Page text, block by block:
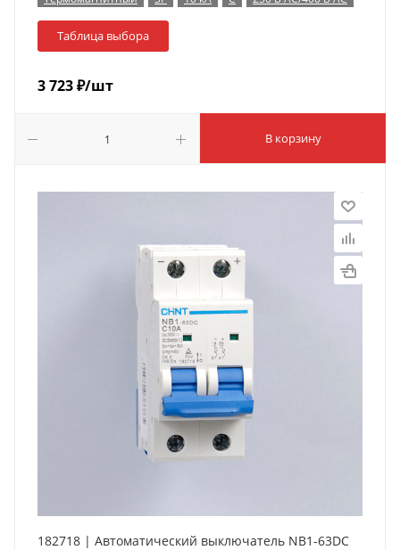
Таблица выбора
3 723₽/шт
В корзину
182718 | Автоматический выключатель NB1-63DC